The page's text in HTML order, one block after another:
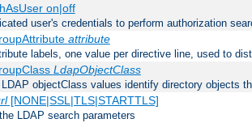
on|off
user's credentials to perform authorization
attribute
labels, one value per directive line, used to
LdapObjectClass
objectClass values identify directory objects
[NONE|SSL|TLS|STARTTLS]
LDAP search parameters